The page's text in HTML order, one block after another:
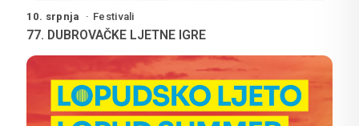
10. srpnja Festivali
77. DUBROVAČKE LJETNE IGRE